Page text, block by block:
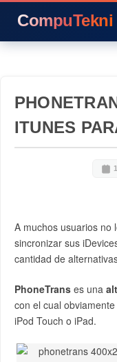
CompuTekni
ITUNES
A muchos usuarios no
sincronizar sus
cantidad de
PhoneTrans es una
con el cual
iPod Touch o iPad.